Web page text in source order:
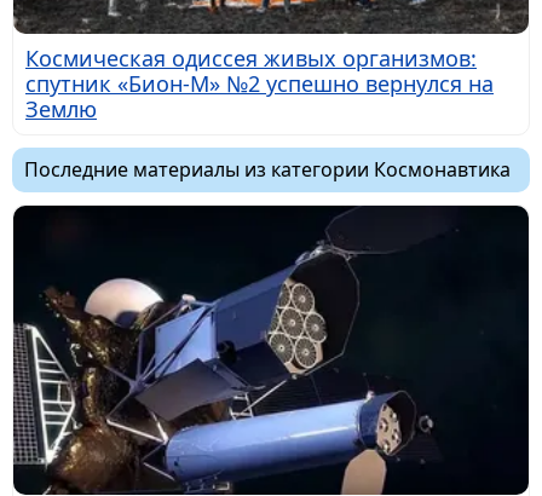
Космическая одиссея живых организмов:
спутник «Бион-М» №2 успешно вернулся на
Землю
Последние материалы из категории Космонавтика